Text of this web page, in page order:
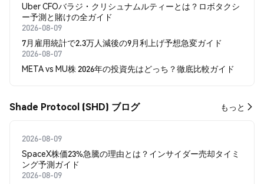
Uber CFOバラジ・クリシュナムルティーとは？ロボタクシ
ー予測と賭けの全ガイド
2026-08-09
7月雇用統計で2.3万人減後の9月利上げ予想急変ガイド
2026-08-07
META vs MU株 2026年の投資先はどっち？徹底比較ガイド
Shade Protocol (SHD) ブログ もっと
2026-08-09
SpaceX株価23%急騰の理由とは？インサイダー売却タイミ
ング予測ガイド
2026-08-09